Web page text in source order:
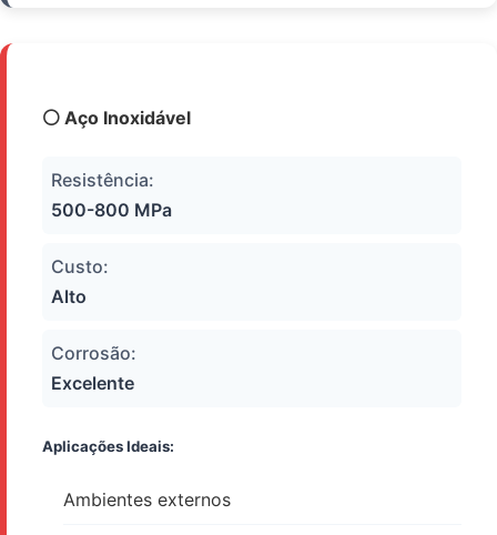
⚪ Aço Inoxidável
Resistência:
500-800 MPa
Custo:
Alto
Corrosão:
Excelente
Aplicações Ideais:
Ambientes externos